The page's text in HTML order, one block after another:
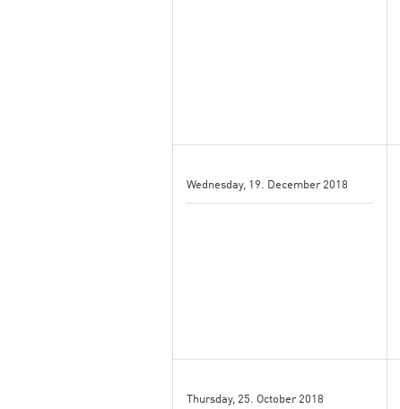
Wednesday, 19. December 2018
Thursday, 25. October 2018